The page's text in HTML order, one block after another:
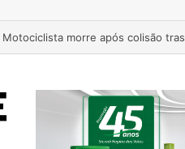
Motociclista morre após colisão